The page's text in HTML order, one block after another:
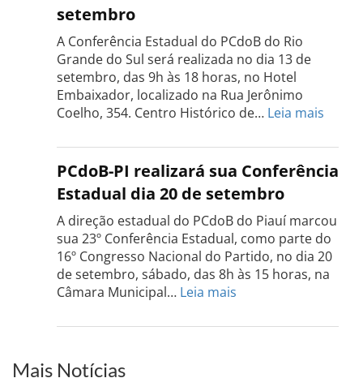
será
realizada
dia
18
de
setembro
setembro
A Conferência Estadual do PCdoB do Rio
Grande do Sul será realizada no dia 13 de
setembro, das 9h às 18 horas, no Hotel
Embaixador, localizado na Rua Jerônimo
Coelho, 354. Centro Histórico de… Leia mais
do
PCdoB
do
Sul
dia
PCdoB-PI realizará sua Conferência
Estadual dia 20 de setembro
A direção estadual do PCdoB do Piauí marcou
sua 23º Conferência Estadual, como parte do
16º Congresso Nacional do Partido, no dia 20
de setembro, sábado, das 8h às 15 horas, na
Câmara Municipal… Leia mais
PI
Mais Notícias